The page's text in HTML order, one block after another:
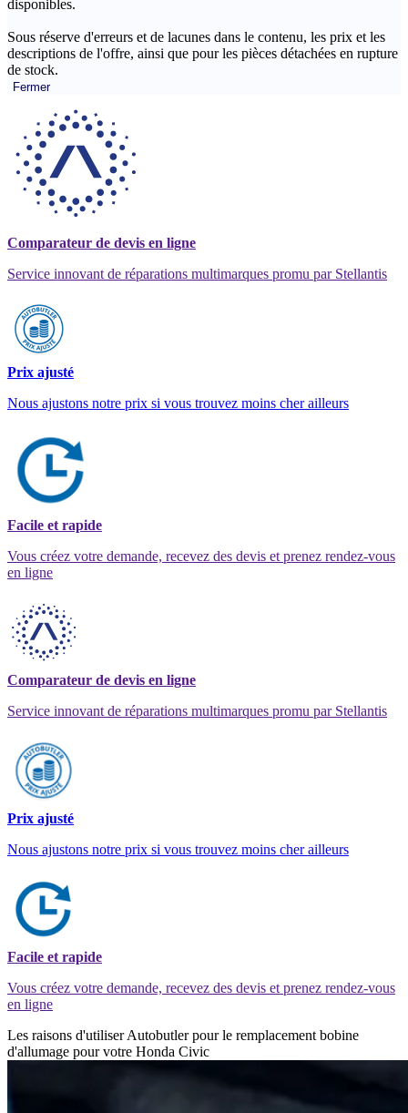
disponibles.
Sous réserve d'erreurs et de lacunes dans le contenu, les prix et les
descriptions de l'offre, ainsi que pour les pièces détachées en rupture
de stock.
Fermer
Comparateur de devis en ligne
Service innovant de réparations multimarques promu par Stellantis
Prix ajusté
Nous ajustons notre prix si vous trouvez moins cher ailleurs
Facile et rapide
Vous créez votre demande, recevez des devis et prenez rendez-vous
en ligne
Comparateur de devis en ligne
Service innovant de réparations multimarques promu par Stellantis
Prix ajusté
Nous ajustons notre prix si vous trouvez moins cher ailleurs
Facile et rapide
Vous créez votre demande, recevez des devis et prenez rendez-vous
en ligne
Les raisons d'utiliser Autobutler pour le remplacement bobine
d'allumage pour votre Honda Civic